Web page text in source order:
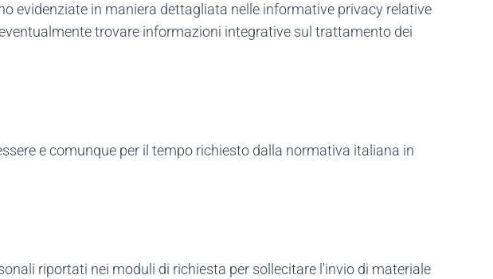
evidenziate in maniera dettagliata nelle informative privacy relative
trovare informazioni integrative sul trattamento dei
e comunque per il tempo richiesto dalla normativa italiana in
riportati nei moduli di richiesta per sollecitare l'invio di materiale